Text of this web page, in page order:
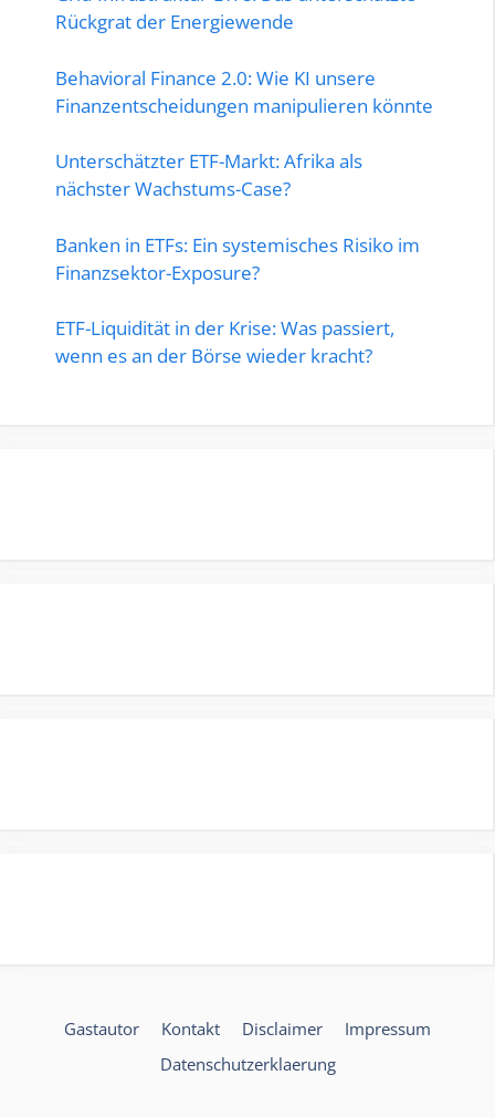
Rückgrat der Energiewende
Behavioral Finance 2.0: Wie KI unsere
Finanzentscheidungen manipulieren könnte
Unterschätzter ETF-Markt: Afrika als
nächster Wachstums-Case?
Banken in ETFs: Ein systemisches Risiko im
Finanzsektor-Exposure?
ETF-Liquidität in der Krise: Was passiert,
wenn es an der Börse wieder kracht?
Gastautor Kontakt Disclaimer
Impressum
Datenschutzerklaerung